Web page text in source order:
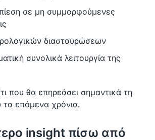
σε μη συμμορφούμενες
διασταυρώσεων
συνολικά λειτουργία της
που θα επηρεάσει σημαντικά τη
επόμενα χρόνια.
insight πίσω από